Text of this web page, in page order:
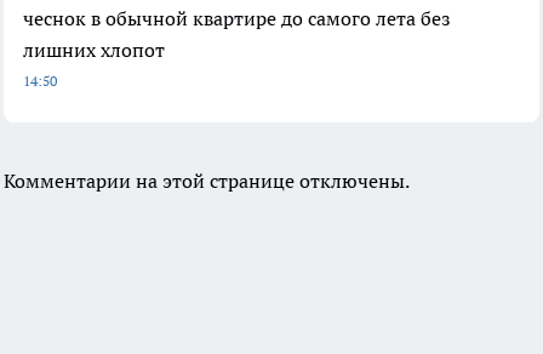
чеснок в обычной квартире до самого лета без
лишних хлопот
14:50
Комментарии на этой странице отключены.